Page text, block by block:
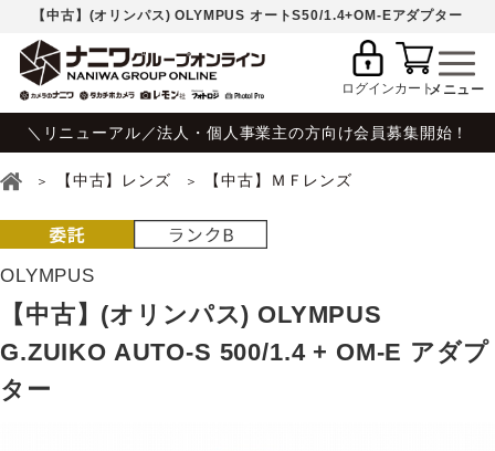
【中古】(オリンパス) OLYMPUS オートS50/1.4+OM-Eアダプター
ログインカート
＼リニューアル／法人・個人事業主の方向け会員募集開始！
【中古】レンズ 【中古】ＭＦレンズ
OLYMPUS
【中古】(オリンパス) OLYMPUS
G.ZUIKO AUTO-S 500/1.4 + OM-E アダプ
ター